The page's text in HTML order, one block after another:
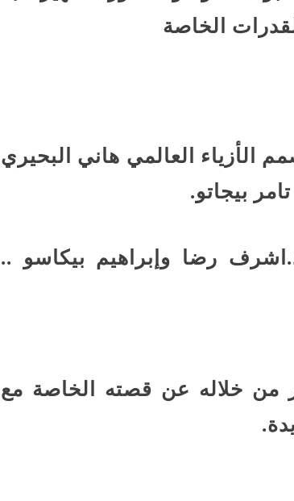
الخاصة
الأزياء العالمي هاني البحيري
بيجاتو.
رضا وإبراهيم بيكاسو ..
40 عملا فنيا يعبر من خلاله عن قصته الخاصة مع